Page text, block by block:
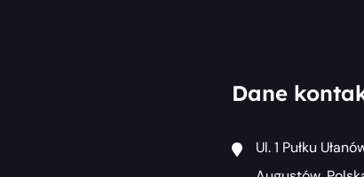
Dane
Ul. 1 Pułku